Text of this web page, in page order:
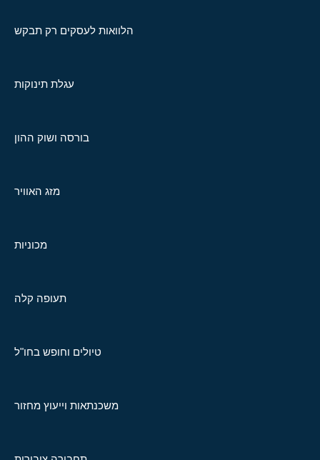
הלוואות לעסקים רק תבקש
עגלת תינוקות
בורסה ושוק ההון
מזג האוויר
מכוניות
תעופה קלה
טיולים וחופש בחו"ל
משכנתאות וייעוץ מחזור